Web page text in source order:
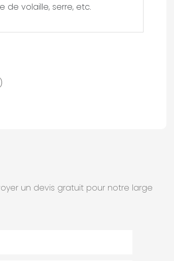
de volaille, serre, etc.
un devis gratuit pour notre large